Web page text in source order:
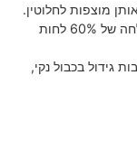
מוצפות לחלוטין.
יש לגדל את החמאיות המקסיקאיות בסביבה לחה של 60% לחות
גידול בכבול נקי,